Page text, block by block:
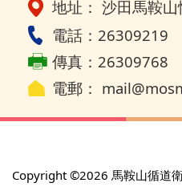
地址： 沙田馬鞍
電話：26309219
傳真：26309768
電郵：
Copyright ©2026 馬鞍山循道